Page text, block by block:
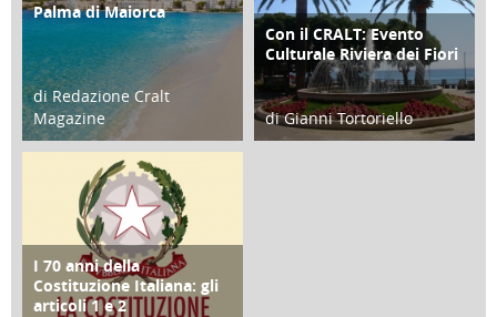
ATTIVITÀ
Palma di Maiorca
di Redazione Cralt
Magazine
25 Giugno 2016
ATTIVITÀ
Con il CRALT: Evento
Culturale Riviera dei Fiori
di Gianni Tortoriello
FOCUS
I 70 anni della
Costituzione Italiana: gli
articoli 1 e 2